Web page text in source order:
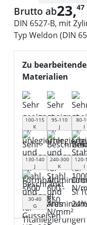
Brutto ab23,47
DIN 6527-B, mit
Typ Weldon (DIN
Zu bearbeitende
Materialien
100-115
K
95-110
J
80-
I
130-140
J
240-300
K
120-
I
30-40
G